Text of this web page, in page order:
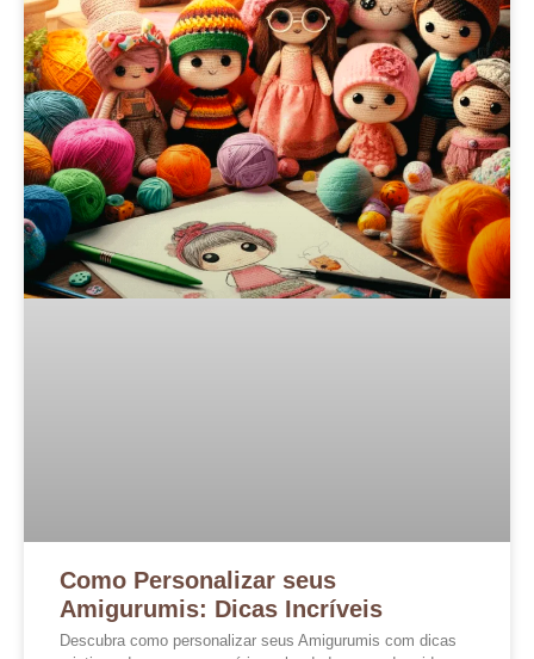
Como Personalizar seus
Amigurumis: Dicas Incríveis
Descubra como personalizar seus Amigurumis com dicas